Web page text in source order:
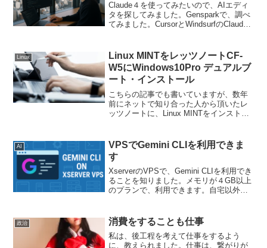
Claude４を使ってみたいので、AIエディ
タを探してみました。Gensparkで、調べ
てみました。CursorとWindsurfのClaude
金プラン...
Linux
Linux MINTをレッツノートCF-
W5にWindows10Pro デュアルブ
ート・インストール
こちらの記事でも書いていますが、数年
前にネットで知り合った人から頂いたレ
ッツノートに、Linux MINTをインストー
ましたが、本格的に使わなかったの...
AI
VPSでGemini CLIを利用できま
す
XserverのVPSで、Gemini CLIを利用でき
ることを知りました。メモリが４GB以上
のプランで、利用できます。自宅以外で
ます。『XServer VPS』...
政治 消費をすることも仕事
私は、後工程を考えて仕事をするよう
に、教えられました。仕事は、繋がりが